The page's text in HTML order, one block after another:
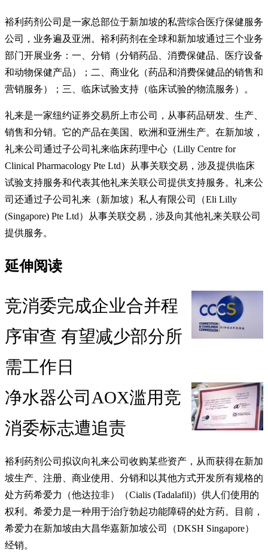
裕利药剂公司是一家总部位于新加坡的私营综合医疗保健服务
公司，业务遍及亚洲。裕利药剂在全球和新加坡通过三个业务
部门开展业务：一、分销（分销药品、消费保健品、医疗设备
和动物保健产品）；二、商业化（药品和消费保健品的销售和
营销服务）；三、临床试验支持（临床试验的物流服务）。
礼来是一家纽约证券交易所上市公司，从事药品研发、生产、
销售和分销。它的产品在美国、欧洲和亚洲生产。在新加坡，
礼来公司通过子公司礼来临床药理中心（Lilly Centre for
Clinical Pharmacology Pte Ltd）从事关联交易，涉及提供临床
试验支持服务和代表其他礼来关联公司提供支持服务。礼来公
司还通过子公司礼来（新加坡）私人有限公司（Eli Lilly
(Singapore) Pte Ltd）从事关联交易，涉及向其他礼来关联公司
提供服务。
延伸阅读
竞消委完成企业合并程
序审查 有望减少部分所
需工作日
净水器公司AOX滥用竞
消委标志遭追责
裕利药剂公司拟议向礼来公司收购某些资产，从而获得在新加
坡生产、注册、商业使用、分销和以其他方式开发所有规格的
处方药希爱力（他达拉非）（Cialis (Tadalafil)）供人们使用的
权利。希爱力是一种用于治疗勃起功能障碍的处方药。目前，
希爱力在新加坡由大昌华嘉新加坡公司（DKSH Singapore）
经销。